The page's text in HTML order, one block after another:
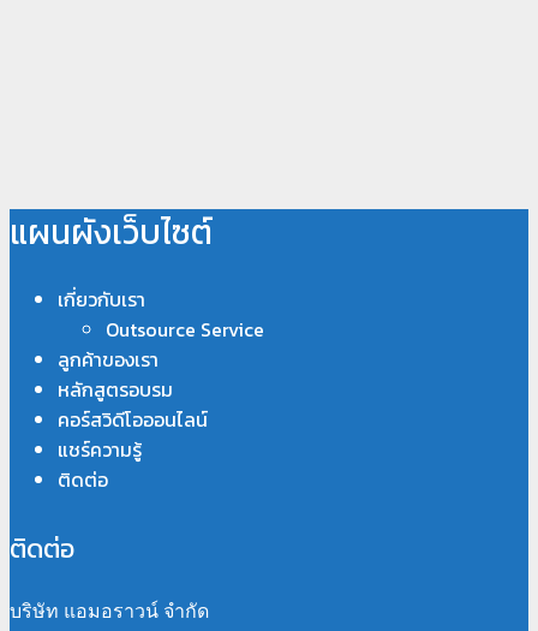
แผนผังเว็บไซต์
เกี่ยวกับเรา
Outsource Service
ลูกค้าของเรา
หลักสูตรอบรม
คอร์สวิดีโอออนไลน์
แชร์ความรู้
ติดต่อ
ติดต่อ
บริษัท แอมอราวน์ จำกัด